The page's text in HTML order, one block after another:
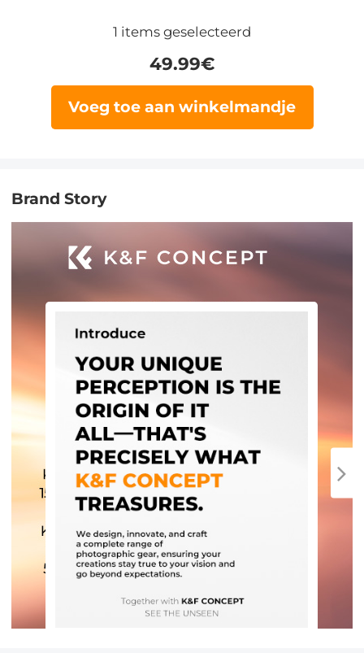
1 items geselecteerd
49.99€
Voeg toe aan winkelmandje
Brand Story